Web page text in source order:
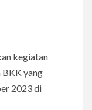
kegiatan
BKK yang
2023 di